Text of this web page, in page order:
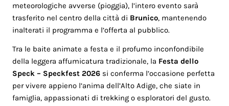
meteorologiche avverse (pioggia), l’intero evento sarà
trasferito nel centro della città di Brunico, mantenendo
inalterati il programma e l’offerta al pubblico.
Tra le baite animate a festa e il profumo inconfondibile
della leggera affumicatura tradizionale, la Festa dello
Speck – Speckfest 2026 si conferma l’occasione perfetta
per vivere appieno l’anima dell’Alto Adige, che siate in
famiglia, appassionati di trekking o esploratori del gusto.